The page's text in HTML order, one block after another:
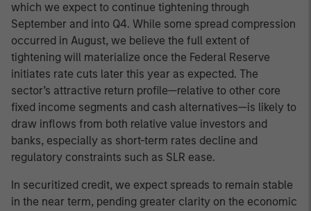
which we expect to continue tightening through
September and into Q4. While some spread compression
occurred in August, we believe the full extent of
tightening will materialize once the Federal Reserve
initiates rate cuts later this year as expected. The
sector’s attractive return profile—relative to other core
fixed income segments and cash alternatives—is likely to
draw inflows from both relative value investors and
banks, especially as short-term rates decline and
regulatory constraints such as SLR ease.
In securitized credit, we expect spreads to remain stable
in the near term, pending greater clarity on the economic